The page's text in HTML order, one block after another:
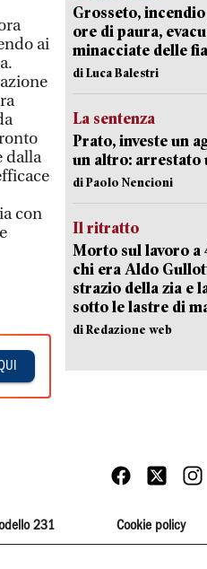
ai
dalla
con
Grosseto, incendio
ore di paura,
minacciate delle
di Luca Balestri
La sentenza
Prato, investe un
un altro: arrestato
di Paolo Nencioni
Il ritratto
Morto sul lavoro a
chi era Aldo
strazio della zia e
sotto le lastre di
di Redazione web
231 Cookie policy